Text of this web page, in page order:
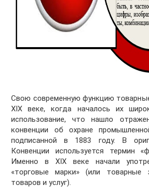
Свою современную функцию
XIX веке, когда началось их
использование, что нашло
конвенции об охране
подписанной в 1883 году. В
Конвенции используется термин
Именно в XIX веке начали
«торговые марки» (или товарные
товаров и услуг).